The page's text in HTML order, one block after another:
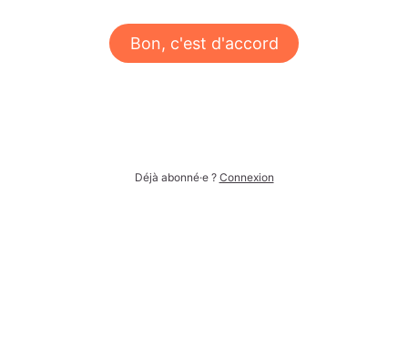
Bon, c'est d'accord
Déjà abonné·e ? Connexion